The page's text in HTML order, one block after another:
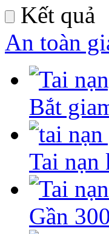
Kết quả
An toàn
Bắt
Tai nạn
Gần